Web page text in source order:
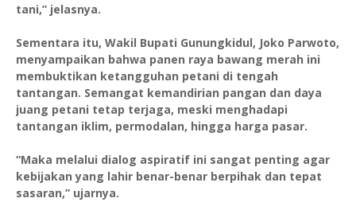
tani,” jelasnya.
Sementara itu, Wakil Bupati Gunungkidul, Joko Parwoto,
menyampaikan bahwa panen raya bawang merah ini
membuktikan ketangguhan petani di tengah
tantangan. Semangat kemandirian pangan dan daya
juang petani tetap terjaga, meski menghadapi
tantangan iklim, permodalan, hingga harga pasar.
“Maka melalui dialog aspiratif ini sangat penting agar
kebijakan yang lahir benar-benar berpihak dan tepat
sasaran,” ujarnya.